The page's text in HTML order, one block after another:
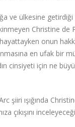
ve ülkesine
Christine de
hayattayken onun
en ufak bir
cinsiyeti için ne
şiiri ışığında
çıkışını